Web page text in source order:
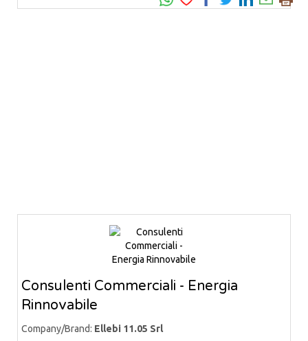
Consulenti Commerciali - Energia
Rinnovabile
Company/Brand: Ellebi 11.05 Srl